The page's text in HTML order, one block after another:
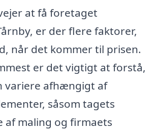
at få foretaget
er der flere faktorer,
når det kommer til prisen.
er det vigtigt at forstå,
variere afhængigt af
såsom tagets
af maling og firmaets